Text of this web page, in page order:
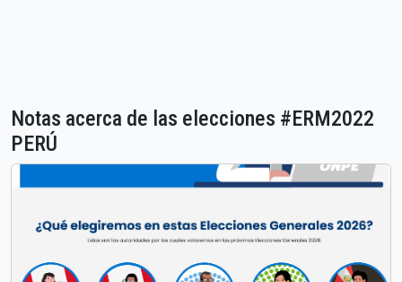
Notas acerca de las elecciones #ERM2022
PERÚ